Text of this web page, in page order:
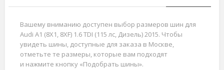
Вашему вниманию доступен выбор размеров шин для
Audi A1 (8X1, 8XF) 1.6 TDI (115 лс, Дизель) 2015. Чтобы
увидеть шины, доступные для заказа в Москве,
отметьте те размеры, которые вам подходят
и нажмите кнопку «Подобрать шины».